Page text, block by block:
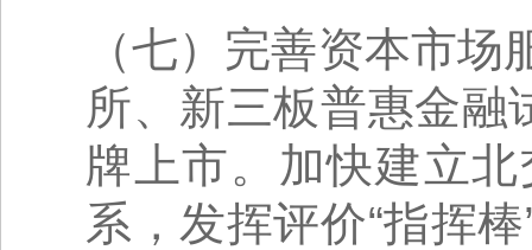
（七）完善资本市
所、新三板普惠金融
牌上市。加快建立
系，发挥评价“指挥